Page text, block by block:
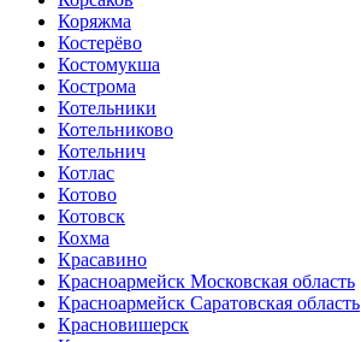
Коряжма
Костерёво
Костомукша
Кострома
Котельники
Котельниково
Котельнич
Котлас
Котово
Котовск
Кохма
Красавино
Красноармейск Московская область
Красноармейск Саратовская область
Красновишерск